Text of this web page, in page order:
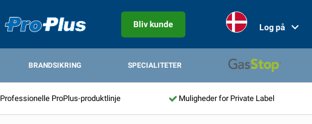
Bliv kunde Log på
BRANDSIKRING SPECIALITETER
Professionelle ProPlus-produktlinje Muligheder for Private Label